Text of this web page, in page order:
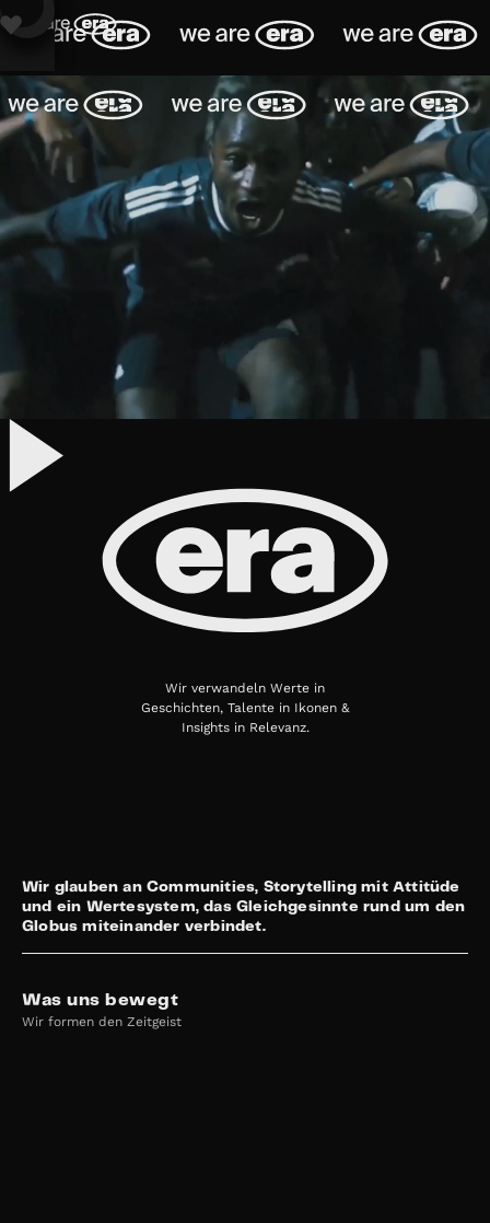
Wir verwandeln Werte in
Geschichten, Talente in Ikonen &
Insights in Relevanz.
Wir glauben an Communities, Storytelling mit Attitüde
und ein Wertesystem, das Gleichgesinnte rund um den
Globus miteinander verbindet.
Was uns bewegt
Wir formen den Zeitgeist